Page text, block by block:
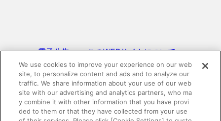
電子公告 このWEBサイトについて
プライバシーポリシー
SNSコミュニティガイドライン サイトマップ
We use cookies to improve your experience on our web
site, to personalize content and ads and to analyze our
traffic. We share information about your use of our web
site with our advertising and analytics partners, who ma
y combine it with other information that you have provi
ded to them or that they have collected from your use